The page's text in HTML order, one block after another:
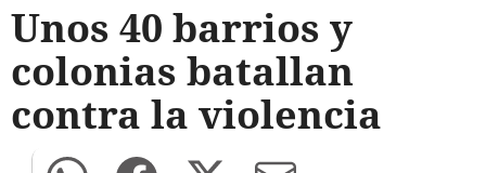
Unos 40 barrios y
colonias batallan
contra la violencia